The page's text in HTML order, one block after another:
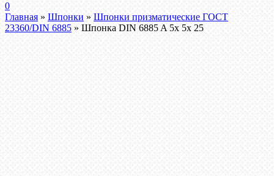
0
Главная » Шпонки » Шпонки призматические ГОСТ
23360/DIN 6885 » Шпонка DIN 6885 A 5x 5x 25